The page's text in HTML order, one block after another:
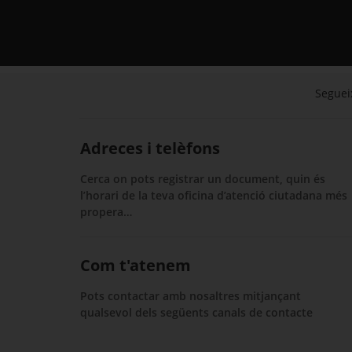
Adreces i telèfons
Cerca on pots registrar un document, quin és
l’horari de la teva oficina d’atenció ciutadana més
propera…
Com t'atenem
Pots contactar amb nosaltres mitjançant
qualsevol dels següents canals de contacte